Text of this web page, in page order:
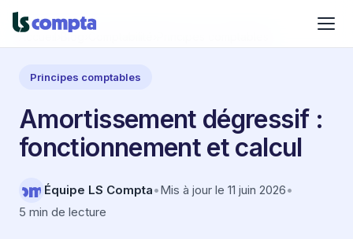
Accueil Blog
Principes comptables
Amortissement dégressif :
fonctionnement et calcul
Équipe LS Compta•Mis à jour le 11 juin 2026•
5 min de lecture